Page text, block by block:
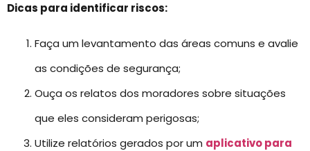
Dicas para identificar riscos:
Faça um levantamento das áreas comuns e avalie
as condições de segurança;
Ouça os relatos dos moradores sobre situações
que eles consideram perigosas;
Utilize relatórios gerados por um aplicativo para